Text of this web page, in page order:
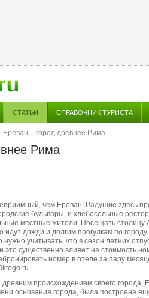
СТАТЬИ СПРАВОЧНИК ТУРИСТА
Ереван – город древнее Рима
Рима
чем Ереван! Радушие здесь
бульвары, и хлебосольные
местные жители. Посещать столицу
идут дожди и долгим прогулкам по
учитывать, что в сезон летних
это существенно влияет на стоимость
номер в отеле за пару
.
происхождением своего города.
основания города, была построена